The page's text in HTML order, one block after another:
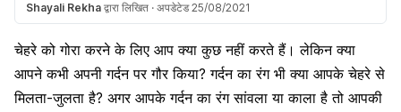
Shayali Rekha द्वारा लिखित · अपडेटेड 25/08/2021
चेहरे को गोरा करने के लिए आप क्या कुछ नहीं करते हैं। लेकिन क्या
आपने कभी अपनी गर्दन पर गौर किया? गर्दन का रंग भी क्या आपके चेहरे से
मिलता-जुलता है? अगर आपके गर्दन का रंग सांवला या काला है तो आपकी